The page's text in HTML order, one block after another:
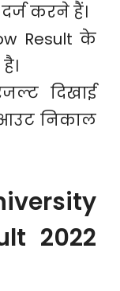
करने हैं।
Result के
दिखाई
आउट निकाल
2022